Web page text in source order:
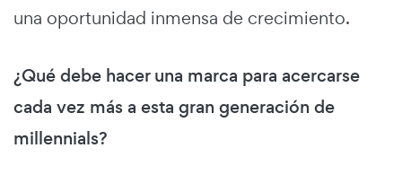
una oportunidad inmensa de crecimiento.
¿Qué debe hacer una marca para acercarse
cada vez más a esta gran generación de
millennials?